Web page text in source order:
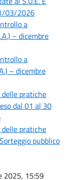
03/2026
a
– dicembre
a
– dicembre
pratiche
dal 01 al 30
pratiche
pubblico
2025, 15:59